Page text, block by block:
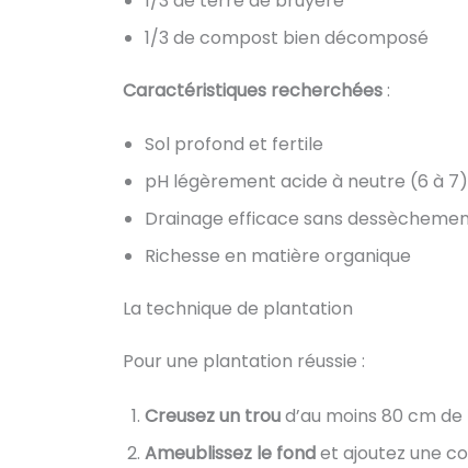
1/3 de compost bien décomposé
Caractéristiques recherchées :
Sol profond et fertile
pH légèrement acide à neutre (6 à 7)
Drainage efficace sans
Richesse en matière organique
La technique de plantation
Pour une plantation réussie :
Creusez un troud’au moins 80 cm
Ameublissez le fondet ajoutez une